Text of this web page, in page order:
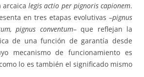
arcaicalegis actio per pignoris capionem.
en tres etapas evolutivas –pignus
pignus conventum– que reflejan la
de una fun­ción de garantía desde
mecanismo de funcio­na­mien­to es
lo es también el significado mismo